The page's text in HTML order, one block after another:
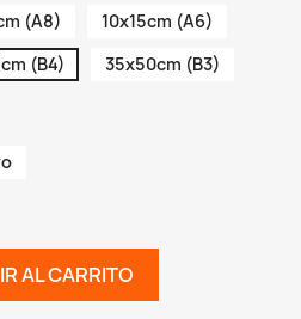
(A8)
10x15cm (A6)
(B4) 35x50cm (B3)
AL CARRITO